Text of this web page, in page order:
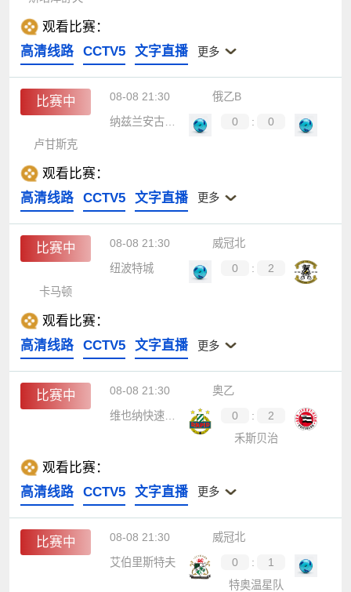
观看比赛：
高清线路
CCTV5 文字直播 更多
比赛中 08-08 21:30
俄乙B
纳兹兰安古什特
0 :
0
卢甘斯克
观看比赛：
高清线路
CCTV5 文字直播 更多
比赛中 08-08 21:30
威冠北
纽波特城
0 :
2
卡马顿
观看比赛：
高清线路
CCTV5 文字直播 更多
比赛中 08-08 21:30
奥乙
维也纳快速青年队
0 :
2
禾斯贝治
观看比赛：
高清线路
CCTV5 文字直播 更多
比赛中 08-08 21:30
威冠北
艾伯里斯特夫
0 :
1
特奥温星队